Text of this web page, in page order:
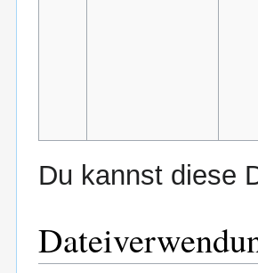
Du kannst diese